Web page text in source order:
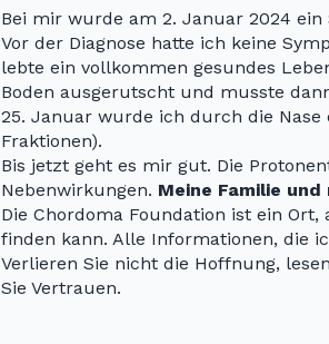
Bei mir wurde am 2. Januar 2024
Vor der Diagnose hatte ich keine
lebte ein vollkommen gesundes
Boden ausgerutscht und musste
25. Januar wurde ich durch die Nase
Fraktionen).
Bis jetzt geht es mir gut. Die
Nebenwirkungen. Meine Familie und
Die Chordoma Foundation ist ein Ort,
finden kann. Alle Informationen, die
Verlieren Sie nicht die Hoffnung,
Sie Vertrauen.